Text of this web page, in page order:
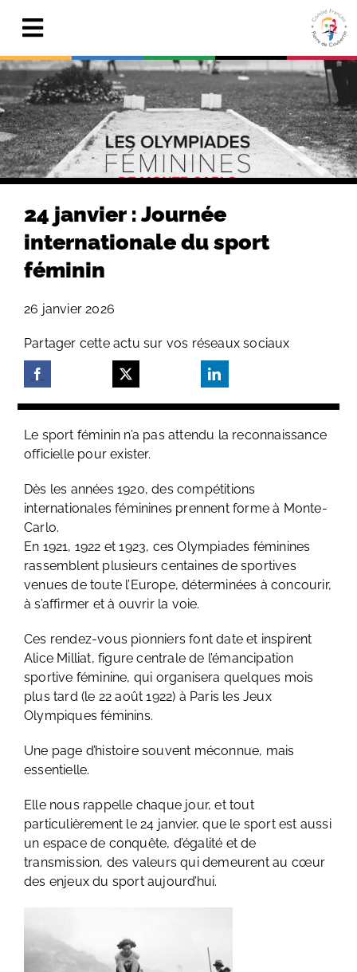
contentToggle
Navigation
Actualités
Le Comité
Pierre de Coubertin
Centre de ressources
Adhérer & faire un don
Search
24 janvier : Journée
internationale du sport
féminin
26 janvier 2026
Partager cette actu sur vos réseaux sociaux
Le sport féminin n’a pas attendu la reconnaissance
officielle pour exister.
Dès les années 1920, des compétitions
internationales féminines prennent forme à Monte-
Carlo.
En 1921, 1922 et 1923, ces Olympiades féminines
rassemblent plusieurs centaines de sportives
venues de toute l’Europe, déterminées à concourir,
à s’affirmer et à ouvrir la voie.
Ces rendez-vous pionniers font date et inspirent
Alice Milliat, figure centrale de l’émancipation
sportive féminine, qui organisera quelques mois
plus tard (le 22 août 1922) à Paris les Jeux
Olympiques féminins.
Une page d’histoire souvent méconnue, mais
essentielle.
Elle nous rappelle chaque jour, et tout
particulièrement le 24 janvier, que le sport est aussi
un espace de conquête, d’égalité et de
transmission, des valeurs qui demeurent au cœur
des enjeux du sport aujourd’hui.